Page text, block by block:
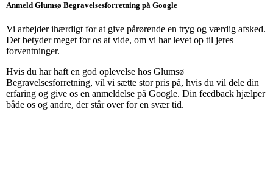
Anmeld Glumsø Begravelsesforretning på Google
Vi arbejder ihærdigt for at give pårørende en tryg og værdig afsked.
Det betyder meget for os at vide, om vi har levet op til jeres
forventninger.
Hvis du har haft en god oplevelse hos Glumsø
Begravelsesforretning, vil vi sætte stor pris på, hvis du vil dele din
erfaring og give os en anmeldelse på Google. Din feedback hjælper
både os og andre, der står over for en svær tid.